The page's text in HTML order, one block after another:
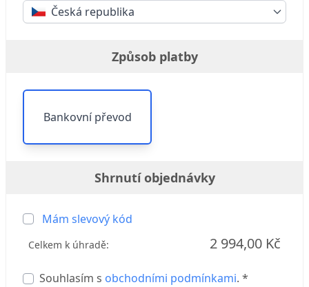
Česká republika
Způsob platby
Bankovní převod
Shrnutí objednávky
Mám slevový kód
Celkem k úhradě: 2 994,00 Kč
Souhlasím s obchodními podmínkami. *